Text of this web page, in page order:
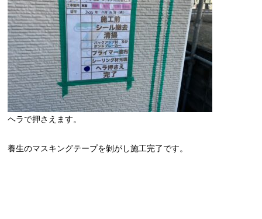
ヘラで押さえます。
養生のマスキングテープを剝がし施工完了です。